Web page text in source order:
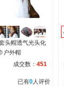
头帽透气光头化
户外帽
成交数： 451
已有0人评价